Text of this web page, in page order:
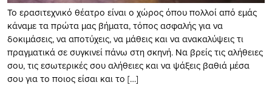
Το ερασιτεχνικό θέατρο είναι ο χώρος όπου πολλοί από εμάς
κάναμε τα πρώτα μας βήματα, τόπος ασφαλής για να
δοκιμάσεις, να αποτύχεις, να μάθεις και να ανακαλύψεις τι
πραγματικά σε συγκινεί πάνω στη σκηνή. Να βρείς τις αλήθειες
σου, τις εσωτερικές σου αλήθειες και να ψάξεις βαθιά μέσα
σου για το ποιος είσαι και το […]